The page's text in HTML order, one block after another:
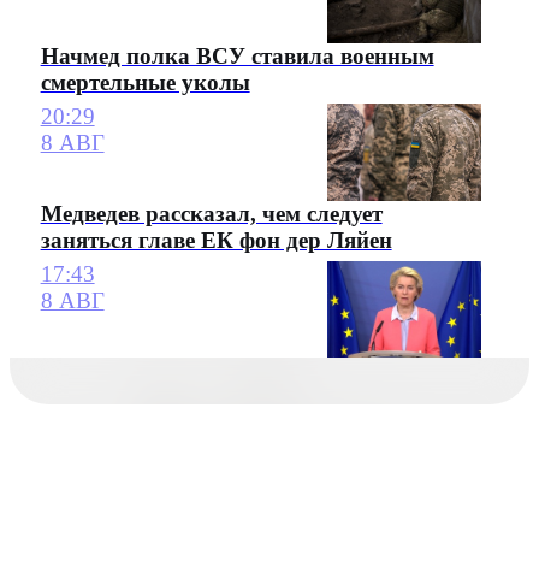
Начмед полка ВСУ ставила военным
смертельные уколы
20:29
8 АВГ
Медведев рассказал, чем следует
заняться главе ЕК фон дер Ляйен
17:43
8 АВГ